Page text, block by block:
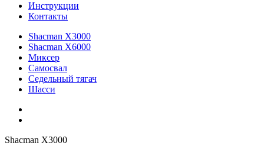
Инструкции
Контакты
Shacman X3000
Shacman X6000
Миксер
Самосвал
Седельный тягач
Шасси
Shacman X3000